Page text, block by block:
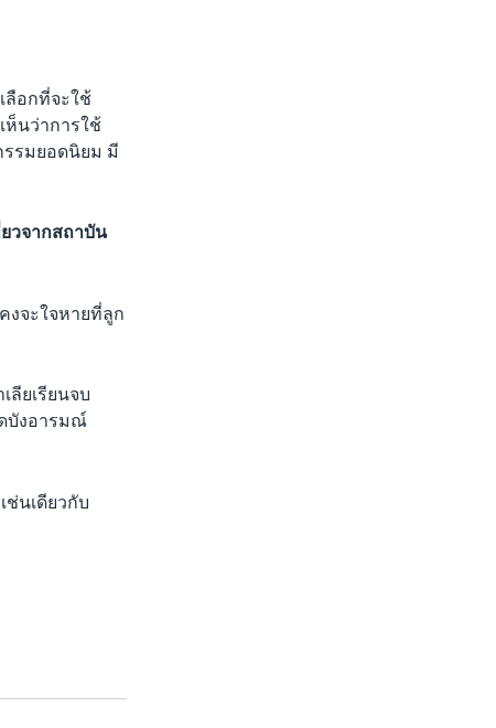
ลือกที่จะใช้
ห็นว่าการใช้
รรมยอดนิยม มี
วจากสถาบัน
งจะใจหายที่ลูก
ลียเรียนจบ
บังอารมณ์
ช่นเดียวกับ